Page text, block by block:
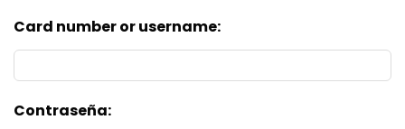
Card number or username:
Contraseña: